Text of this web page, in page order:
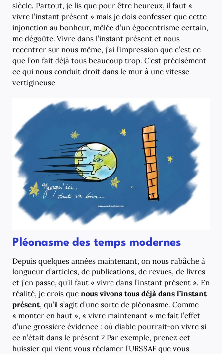
siècle. Partout, je lis que pour être heureux, il faut «
vivre l’instant présent » mais je dois confesser que cette
injonction au bonheur, mêlée d’un égocentrisme certain,
me dégoûte. Vivre dans l’instant présent et nous
recentrer sur nous même, j’ai l’impression que c’est ce
que l’on fait déjà tous beaucoup trop. C’est précisément
ce qui nous conduit droit dans le mur à une vitesse
vertigineuse.
Pléonasme des temps modernes
Depuis quelques années maintenant, on nous rabâche à
longueur d’articles, de publications, de revues, de livres
et j’en passe, qu’il faut « vivre dans l’instant présent ». En
réalité, je crois que nous vivons tous déjà dans l’instant
présent, qu’il s’agit d’une sorte de pléonasme. Comme
« monter en haut », « vivre maintenant » me fait l’effet
d’une grossière évidence : où diable pourrait-on vivre si
ce n’était dans le présent ? Par exemple, prenez cet
huissier qui vient vous réclamer l’URSSAF que vous